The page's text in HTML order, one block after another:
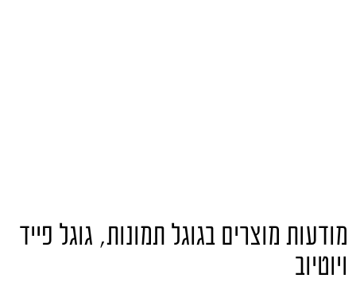
מודעות מוצרים בגוגל תמונות, גוגל פייד
ויוטיוב